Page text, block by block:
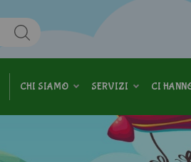
CHI SIAMO SERVIZI CI